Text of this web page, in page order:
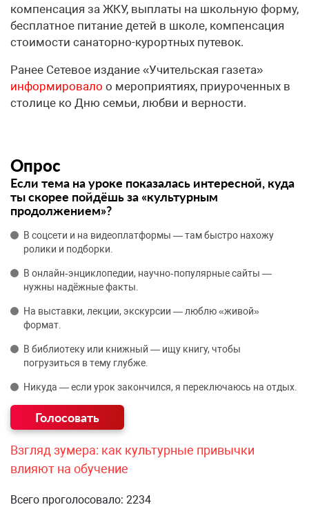
компенсация за ЖКУ, выплаты на школьную форму,
бесплатное питание детей в школе, компенсация
стоимости санаторно-курортных путевок.
Ранее Сетевое издание «Учительская газета»
информировало о мероприятиях, приуроченных в
столице ко Дню семьи, любви и верности.
Опрос
Если тема на уроке показалась интересной, куда
ты скорее пойдёшь за «культурным
продолжением»?
В соцсети и на видеоплатформы — там быстро нахожу
ролики и подборки.
В онлайн‑энциклопедии, научно‑популярные сайты —
нужны надёжные факты.
На выставки, лекции, экскурсии — люблю «живой»
формат.
В библиотеку или книжный — ищу книгу, чтобы
погрузиться в тему глубже.
Никуда — если урок закончился, я переключаюсь на отдых.
Взгляд зумера: как культурные привычки
влияют на обучение
Всего проголосовало: 2234